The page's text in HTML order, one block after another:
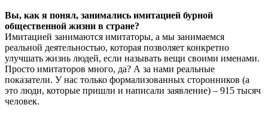
Вы, как я понял, занимались имитацией бурной
общественной жизни в стране?
Имитацией занимаются имитаторы, а мы занимаемся
реальной деятельностью, которая позволяет конкретно
улучшать жизнь людей, если называть вещи своими именами.
Просто имитаторов много, да? А за нами реальные
показатели. У нас только формализованных сторонников (а
это люди, которые пришли и написали заявление) – 915 тысяч
человек.